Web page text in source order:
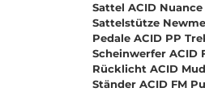
Sattel ACID Nuance
Sattelstütze
Pedale ACID PP
Scheinwerfer ACID
Rücklicht ACID
Ständer ACID FM